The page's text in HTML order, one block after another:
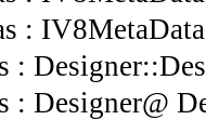
:
:
: Designer@